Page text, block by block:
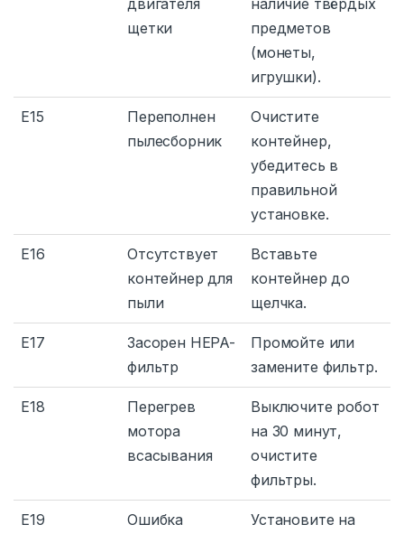
двигателя
щетки
наличие твёрдых
предметов
(монеты,
игрушки).
E15
Переполнен
пылесборник
Очистите
контейнер,
убедитесь в
правильной
установке.
E16
Отсутствует
контейнер для
пыли
Вставьте
контейнер до
щелчка.
E17
Засорен HEPA-
фильтр
Промойте или
замените фильтр.
E18
Перегрев
мотора
всасывания
Выключите робот
на 30 минут,
очистите
фильтры.
E19
Ошибка
Установите на